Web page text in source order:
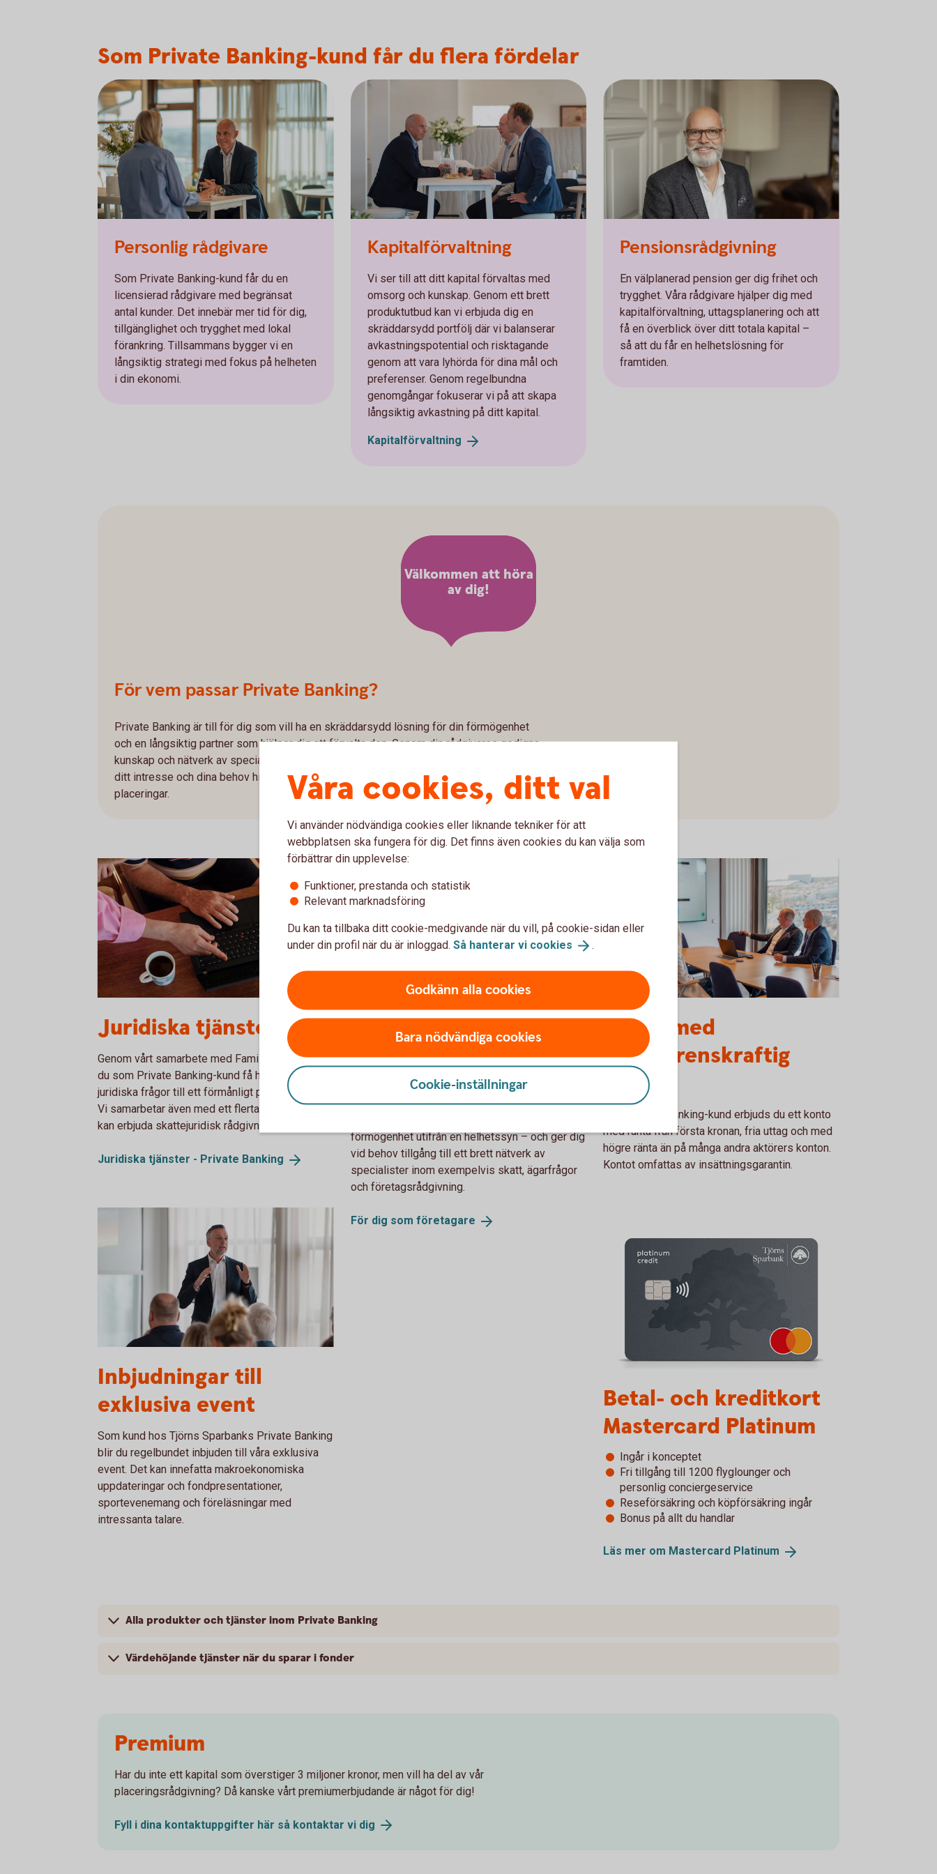
Som Private Banking-kund får du flera fördelar
Personlig rådgivare
Som Private Banking-kund får du en
licensierad rådgivare med begränsat
antal kunder. Det innebär mer tid för dig,
tillgänglighet och trygghet med lokal
förankring. Tillsammans bygger vi en
långsiktig strategi med fokus på helheten
i din ekonomi.
Kapitalförvaltning
Vi ser till att ditt kapital förvaltas med
omsorg och kunskap. Genom ett brett
produktutbud kan vi erbjuda dig en
skräddarsydd portfölj där vi balanserar
avkastningspotential och risktagande
genom att vara lyhörda för dina mål och
preferenser. Genom regelbundna
genomgångar fokuserar vi på att skapa
långsiktig avkastning på ditt kapital.
Kapitalförvaltning
Pensionsrådgivning
En välplanerad pension ger dig frihet och
trygghet. Våra rådgivare hjälper dig med
kapitalförvaltning, uttagsplanering och att
få en överblick över ditt totala kapital –
så att du får en helhetslösning för
framtiden.
För vem passar Private Banking?
Private Banking är till för dig som vill ha en skräddarsydd lösning för din förmögenhet
och en långsiktig partner som hjälper dig att förvalta den. Genom din rådgivares gedigna
kunskap och nätverk av specialister hjälper vi dig att trygga din familjs framtid. Utifrån
ditt intresse och dina behov hittar vi en lösning där du själv kan vara så aktiv du vill i dina
placeringar.
Välkommen att höra
av dig!
Two persons working together on a laptop
Juridiska tjänster
Genom vårt samarbete med Familjens Jurist kan
du som Private Banking-kund få hjälp med
juridiska frågor till ett förmånligt pris.
Vi samarbetar även med ett flertal aktörer som
kan erbjuda skattejuridisk rådgivning.
Juridiska tjänster - Private Banking
Inbjudningar till
exklusiva event
Som kund hos Tjörns Sparbanks Private Banking
blir du regelbundet inbjuden till våra exklusiva
event. Det kan innefatta makroekonomiska
uppdateringar och fondpresentationer,
sportevenemang och föreläsningar med
intressanta talare.
Magasinet Härön företagskund
För dig som
företagare
Utifrån vår erfarenhet har du som företagare ofta
en ekonomi där ditt och företagets ekonomi är
förmögenhet utifrån en helhetssyn – och ger dig
vid behov tillgång till ett brett nätverk av
specialister inom exempelvis skatt, ägarfrågor
och företagsrådgivning.
För dig som företagare
Mötesrum PB
Konto med
konkurrenskraftig
ränta
Som Private Banking-kund erbjuds du ett konto
med ränta från första kronan, fria uttag och med
högre ränta än på många andra aktörers konton.
Kontot omfattas av insättningsgarantin.
Betal- och kreditkort
Mastercard Platinum
Ingår i konceptet
Fri tillgång till 1200 flyglounger och
personlig conciergeservice
Reseförsäkring och köpförsäkring ingår
Bonus på allt du handlar
Läs mer om Mastercard Platinum
Alla produkter och tjänster inom Private Banking
Värdehöjande tjänster när du sparar i fonder
Premium
Har du inte ett kapital som överstiger 3 miljoner kronor, men vill ha del av vår
placeringsrådgivning? Då kanske vårt premiumerbjudande är något för dig!
Fyll i dina kontaktuppgifter här så kontaktar vi dig
Våra cookies, ditt val
Vi använder nödvändiga cookies eller liknande tekniker för att
webbplatsen ska fungera för dig. Det finns även cookies du kan välja som
förbättrar din upplevelse:
Funktioner, prestanda och statistik
Relevant marknadsföring
Du kan ta tillbaka ditt cookie-medgivande när du vill, på cookie-sidan eller
under din profil när du är inloggad. Så hanterar vi cookies .
Godkänn alla cookies
Bara nödvändiga cookies
Cookie-inställningar